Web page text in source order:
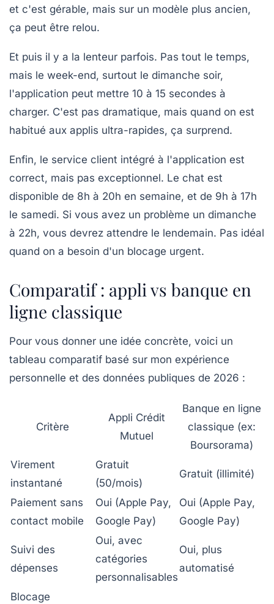
et c'est gérable, mais sur un modèle plus ancien,
ça peut être relou.
Et puis il y a la lenteur parfois. Pas tout le temps,
mais le week-end, surtout le dimanche soir,
l'application peut mettre 10 à 15 secondes à
charger. C'est pas dramatique, mais quand on est
habitué aux applis ultra-rapides, ça surprend.
Enfin, le service client intégré à l'application est
correct, mais pas exceptionnel. Le chat est
disponible de 8h à 20h en semaine, et de 9h à 17h
le samedi. Si vous avez un problème un dimanche
à 22h, vous devrez attendre le lendemain. Pas idéal
quand on a besoin d'un blocage urgent.
Comparatif : appli vs banque en
ligne classique
Pour vous donner une idée concrète, voici un
tableau comparatif basé sur mon expérience
personnelle et des données publiques de 2026 :
Critère
Appli Crédit
Mutuel
Banque en ligne
classique (ex:
Boursorama)
Virement
instantané
Gratuit
(50/mois)
Gratuit (illimité)
Paiement sans
contact mobile
Oui (Apple Pay,
Google Pay)
Oui (Apple Pay,
Google Pay)
Suivi des
dépenses
Oui, avec
catégories
personnalisables
Oui, plus
automatisé
Blocage